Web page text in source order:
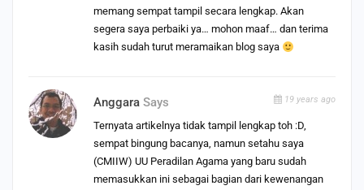
memang sempat tampil secara lengkap. Akan
segera saya perbaiki ya… mohon maaf… dan terima
kasih sudah turut meramaikan blog saya
Anggara Says 19 years ago
Ternyata artikelnya tidak tampil lengkap toh :D,
sempat bingung bacanya, namun setahu saya
(CMIIW) UU Peradilan Agama yang baru sudah
memasukkan ini sebagai bagian dari kewenangan